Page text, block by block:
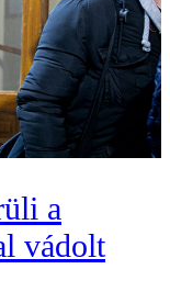
a
vádolt